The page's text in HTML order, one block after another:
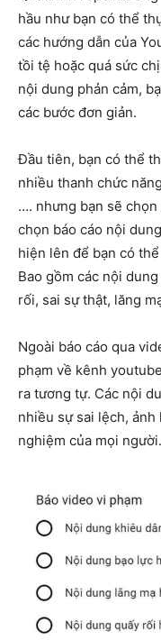
hầu như bạn có thể
các hướng dẫn của
tồi tệ hoặc quá sức
nội dung phản cảm,
các bước đơn giản.
Đầu tiên, bạn có thể
nhiều thanh chức
…. nhưng bạn sẽ chọn
chọn báo cáo nội
hiện lên để bạn có
Bao gồm các nội
rối, sai sự thật, lăng
Ngoài báo cáo qua
phạm về kênh
ra tương tự. Các nội
nhiều sự sai lệch,
nghiệm của mọi người.